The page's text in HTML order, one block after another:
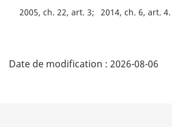
2005, ch. 22, art. 3 2014, ch. 6, art. 4
é
Date de modification : 2026-08-06